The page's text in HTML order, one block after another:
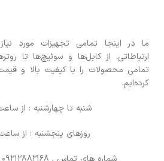
ما در اینجا تمامی تجهیزات مورد
ارتباطاتی. از کابل‌ها و سوئیچ‌ها تا
تمامی محصولات را با کیفیت بالا و
کرده‌ایم.
شنبه تا چهارشنبه : از ساعت 9 تا
روزهای پنجشنبه : از ساعت 9 تا